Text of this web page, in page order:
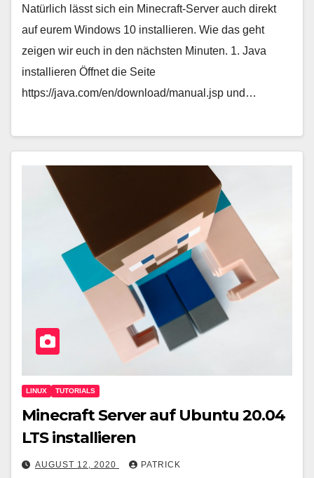
Natürlich lässt sich ein Minecraft-Server auch direkt
auf eurem Windows 10 installieren. Wie das geht
zeigen wir euch in den nächsten Minuten. 1. Java
installieren Öffnet die Seite
https://java.com/en/download/manual.jsp und…
LINUX TUTORIALS
Minecraft Server auf Ubuntu 20.04
LTS installieren
AUGUST 12, 2020 PATRICK